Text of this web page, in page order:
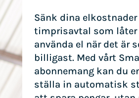
Sänk dina
timprisavtal som låter
använda el när det är
billigast. Med vårt
abonnemang kan du
ställa in automatisk